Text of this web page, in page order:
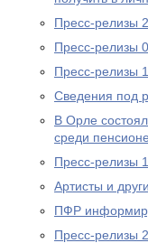
Пресс-релизы
Пресс-релизы
Пресс-релизы
Сведения под
В Орле
среди
Пресс-релизы
Артисты и
ПФР
Пресс-релизы